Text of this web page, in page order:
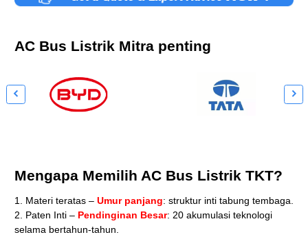
AC Bus Listrik Mitra penting
 
Mengapa Memilih AC Bus Listrik TKT?
1. Materi teratas – Umur panjang: struktur inti tabung tembaga.
2. Paten Inti – Pendinginan Besar: 20 akumulasi teknologi
selama bertahun-tahun.